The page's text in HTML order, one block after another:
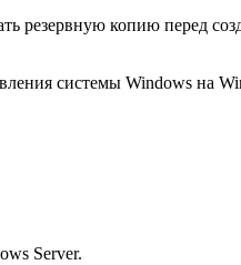
резервную копию перед
системы Windows на
Server.